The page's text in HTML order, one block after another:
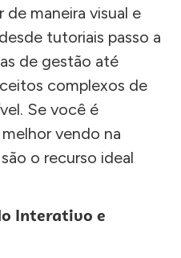
maneira visual e
tutoriais passo a
de gestão até
complexos de
Se você é
vendo na
o recurso ideal
Interativo e